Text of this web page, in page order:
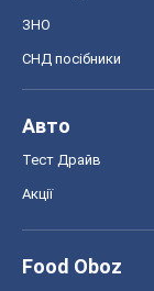
ЗНО
СНД посібники
Авто
Тест Драйв
Акції
Food Oboz